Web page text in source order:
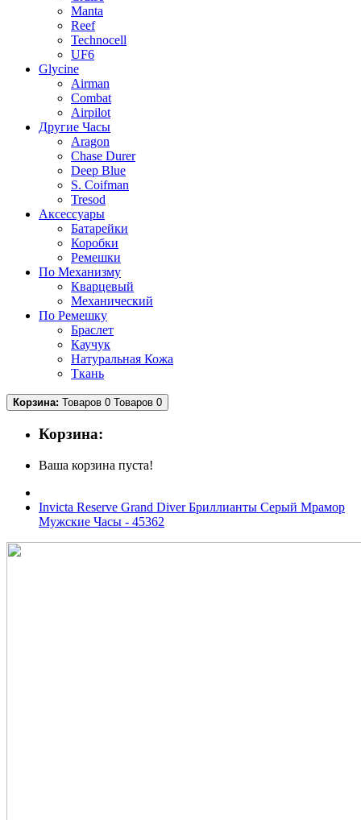
Manta
Reef
Technocell
UF6
Glycine
Airman
Combat
Airpilot
Другие Часы
Aragon
Chase Durer
Deep Blue
S. Coifman
Tresod
Аксессуары
Батарейки
Коробки
Ремешки
По Механизму
Кварцевый
Механический
По Ремешку
Браслет
Каучук
Натуральная Кожа
Ткань
Корзина: Товаров 0 Товаров 0
Корзина:
Ваша корзина пуста!
Invicta Reserve Grand Diver Бриллианты Серый Мрамор
Мужские Часы - 45362